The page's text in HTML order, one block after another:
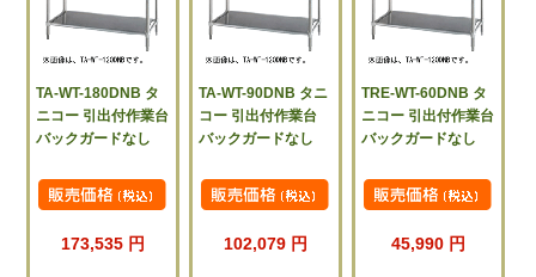
TA-WT-180DNB タ
ニコー 引出付作業台
バックガードなし
173,535 円
TA-WT-90DNB タニ
コー 引出付作業台
バックガードなし
102,079 円
TRE-WT-60DNB タ
ニコー 引出付作業台
バックガードなし
45,990 円